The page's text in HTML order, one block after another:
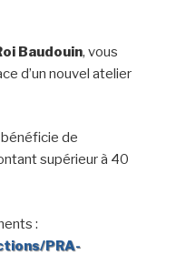
Baudouin, vous
d’un nouvel atelier
de
supérieur à 40
:
PRA-